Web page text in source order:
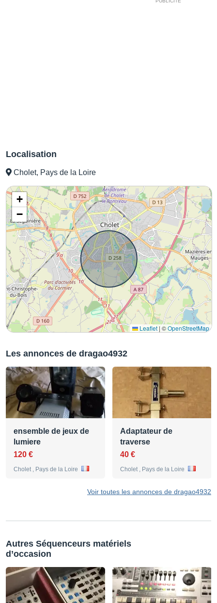
Localisation
Cholet, Pays de la Loire
+
−
Leaflet |©OpenStreetMap
Les annonces de dragao4932
ensemble de jeux de
lumiere
120 €
Cholet , Pays de la Loire
Adaptateur de
traverse
40 €
Cholet , Pays de la Loire
Voir toutes les annonces de dragao4932
Autres Séquenceurs matériels
d’occasion